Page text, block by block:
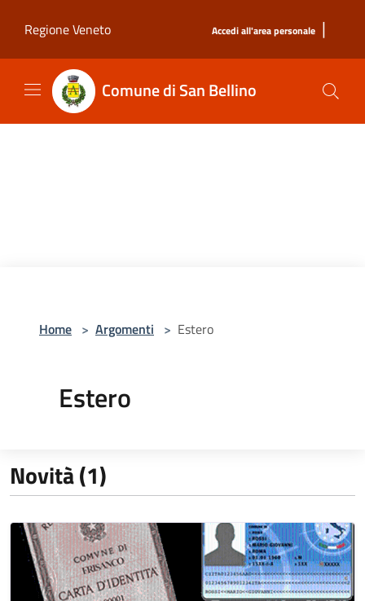
Regione Veneto
Accedi all'area personale |
Comune di San Bellino
Home > Argomenti > Estero
Estero
Novità (1)